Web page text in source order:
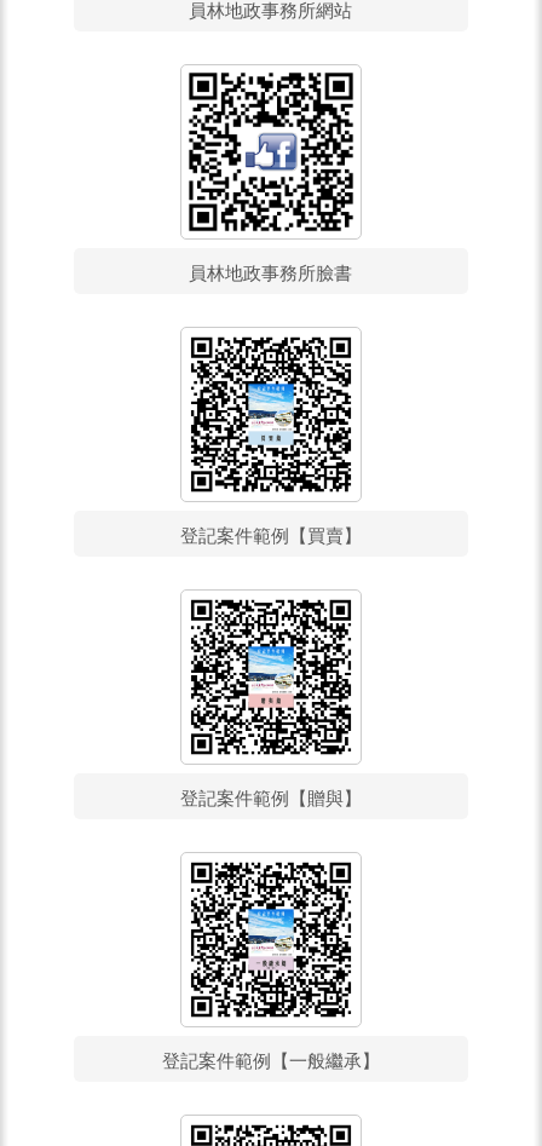
員林地政事務所網站
員林地政事務所臉書
登記案件範例【買賣】
登記案件範例【贈與】
登記案件範例【一般繼承】